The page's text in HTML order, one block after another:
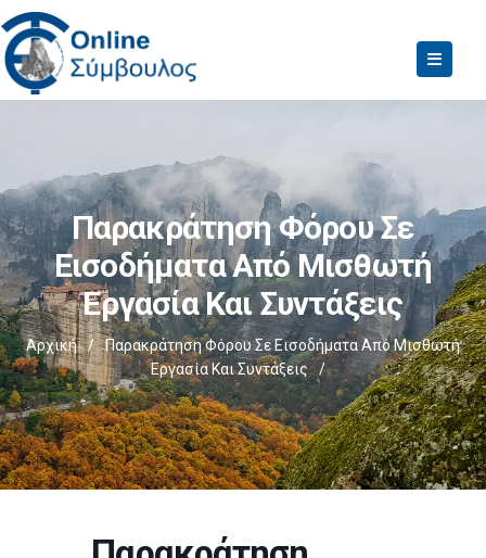
Παρακράτηση Φόρου Σε
Εισοδήματα Από Μισθωτή
Εργασία Και Συντάξεις
Αρχική /
Παρακράτηση Φόρου Σε Εισοδήματα Από Μισθωτή
Εργασία Και Συντάξεις
/